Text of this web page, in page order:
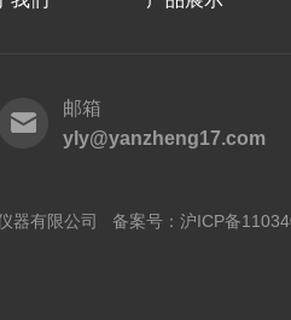
邮箱
yly@yanzheng17.com
器有限公司 备案号： 沪ICP备